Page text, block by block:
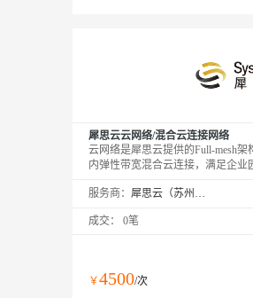
犀思云云网络/混合云连接网络
云网络是犀思云提供的Full-mesh
内弹性带宽混合云连接，满足企
过其快速部署与灵活扩展的能力，
服务商： 犀思云（苏州）云计算有限公司
成交： 0笔
￥4500/次